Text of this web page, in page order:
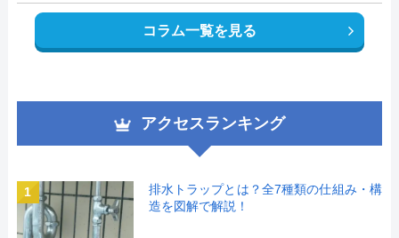
コラム一覧を見る
アクセスランキング
1
排水トラップとは？全7種類の仕組み・構
造を図解で解説！